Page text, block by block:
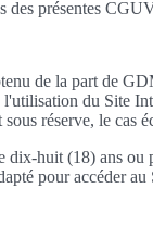
des présentes
de la part de
du Site
réserve, le cas
dix-huit (18) ans
pour accéder